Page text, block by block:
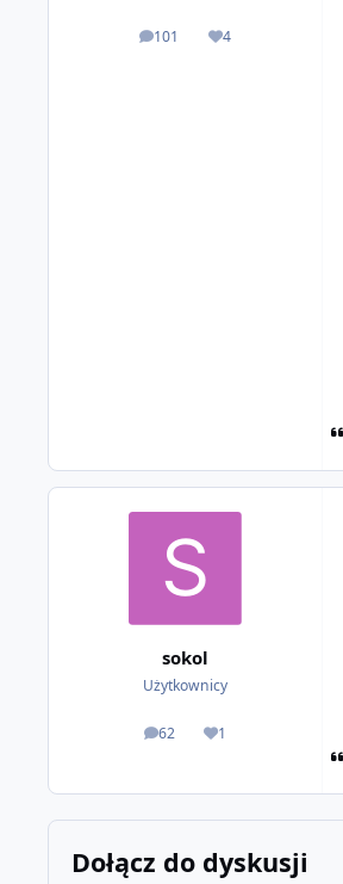
101
odpowiedzi
4
Reputacja
sokol
Użytkownicy
62
odpowiedzi1
Reputacja
Dołącz do dyskusji